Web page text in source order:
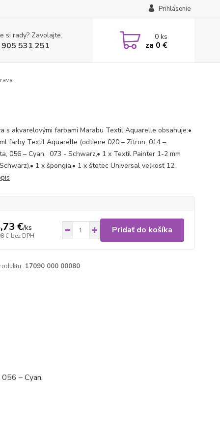
Prihlásenie
si rady? Zavolajte.
531 251
0ks
za 0 €
s akvarelovými farbami Marabu Textil Aquarelle obsahuje:•
farby Textil Aquarelle (odtiene 020 – Zitron, 014 –
056 – Cyan, 073 - Schwarz,• 1 x Textil Painter 1-2 mm
1 x špongia,• 1 x štetec Universal veľkosť 12.
€/ks
€ bez DPH
Pridať do košíka
17090 000 00080
– Cyan,